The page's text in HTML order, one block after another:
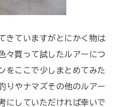
きていますがとにかく物は
々買って試したルアーにつ
をここで少しまとめてみた
りやナマズその他のルアー
にしていただければ幸いで